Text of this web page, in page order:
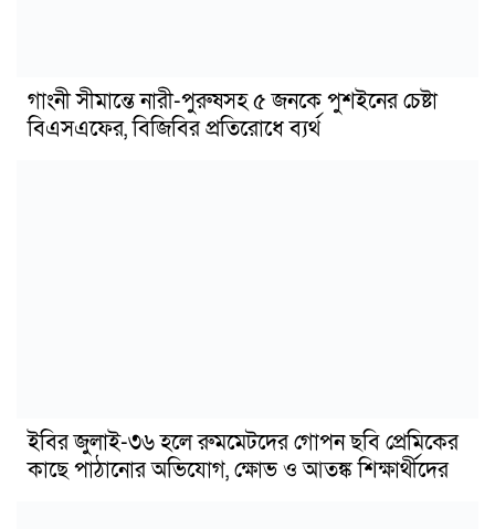
গাংনী সীমান্তে নারী-পুরুষসহ ৫ জনকে পুশইনের চেষ্টা
বিএসএফের, বিজিবির প্রতিরোধে ব্যর্থ
ইবির জুলাই-৩৬ হলে রুমমেটদের গোপন ছবি প্রেমিকের
কাছে পাঠানোর অভিযোগ, ক্ষোভ ও আতঙ্ক শিক্ষার্থীদের